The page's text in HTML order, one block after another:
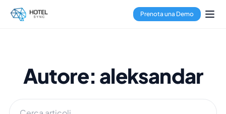
Prenota una Demo
Autore: aleksandar